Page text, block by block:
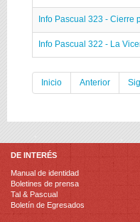
Info Pascual 323 - Cierre
Info Pascual 322 - La
Inicio Anterior
DE INTERÉS
Manual de identidad
Boletines de prensa
Tal & Pascual
Boletín de Egresados